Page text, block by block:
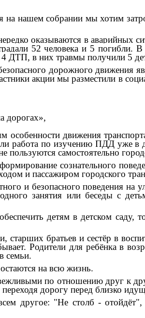
нашем собрании мы хотим
оказываются в аварийных
52 человека и 5 погибли.
4 ДТП, в них травмы получили 5
дорожного движения
акции мы разместили в
дорогах»,
особенности движения
работа по изучению ПДД уже в
пользуются самостоятельно
сознательного
и пассажиром городского
и безопасного поведения на
занятия или беседы с
детям в детском саду,
братьев и сестёр в
Родители для ребёнка в
семьи.
на всю жизнь.
по отношению друг к
дорогу перед близко
"Не столб - отойдёт", а